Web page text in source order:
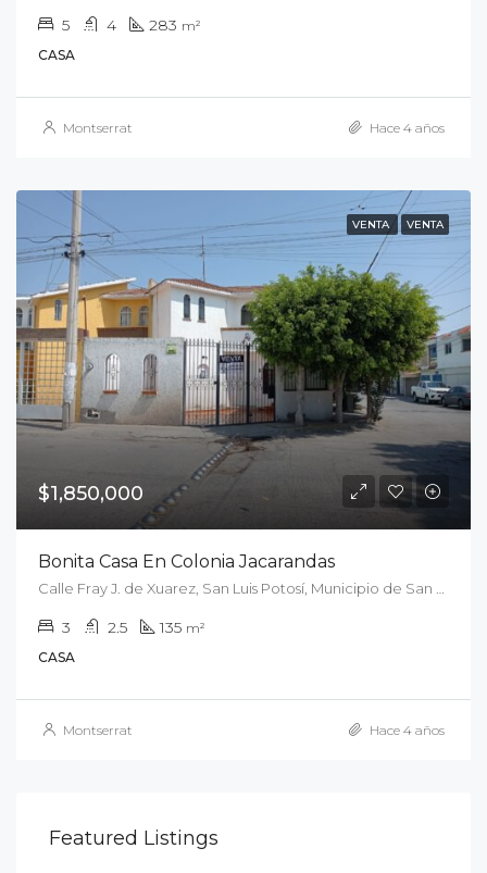
5 4 283 m²
CASA
Montserrat Hace 4 años
VENTA VENTA
$1,850,000
Bonita Casa En Colonia Jacarandas
3 2.5 135 m²
CASA
Montserrat Hace 4 años
Featured Listings